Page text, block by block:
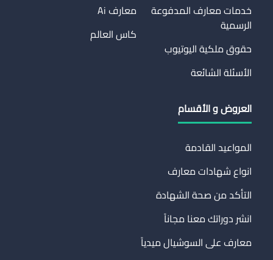
خدمات معارف المدفوعة
الرسمية
حقوق ملكية اليوتيوب
الأسئلة الشائعة
معارف Ai
كاس العالم
العروض و الأقسام
المواعيد القادمة
انواع شهادات معارف
التأكد من صحة الشهادة
انشر دوراتك معنا مجاناً
معارف على السوشيال ميدياً